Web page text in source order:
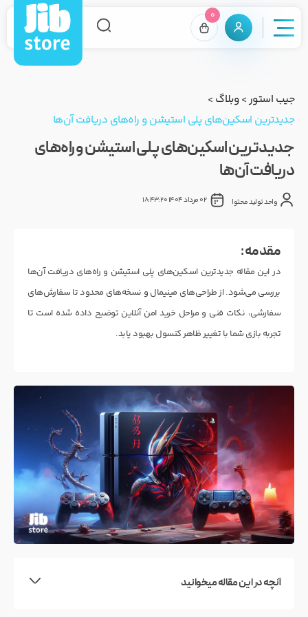
0
جیب استور>وبلاگ >
جدیدترین اسکین‌های پلی استیشن و راه‌های دریافت آن‌ها
جدیدترین اسکین‌های پلی استیشن و راه‌های
دریافت آن‌ها
واحد تولید محتوا 02 مرداد 1404 18:43:20
مقدمه :
در این مقاله جدیدترین اسکین‌های پلی استیشن و راه‌های دریافت آن‌ها
بررسی می‌شود. از طراحی‌های مینیمال و نسخه‌های محدود تا سفارش‌های
سفارشی، نکات فنی و مراحل خرید امن آنلاین توضیح داده شده است تا
تجربه بازی شما با تغییر ظاهر کنسول بهبود یابد.
آنچه در این مقاله میخوانید